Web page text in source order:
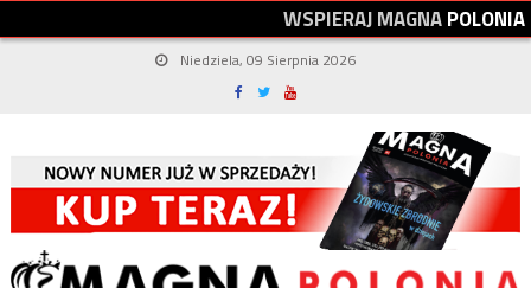
WSPIERAJMAGNAPOLONIA
Niedziela, 09 Sierpnia 2026